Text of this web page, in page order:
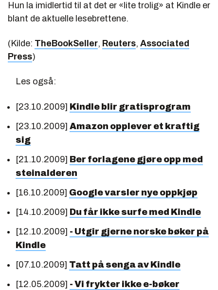
Hun la imidlertid til at det er «lite trolig» at Kindle er
blant de aktuelle lesebrettene.
(Kilde: TheBookSeller, Reuters, Associated
Press)
Les også:
[23.10.2009] Kindle blir gratisprogram
[23.10.2009] Amazon opplever et kraftig
sig
[21.10.2009] Ber forlagene gjøre opp med
steinalderen
[16.10.2009] Google varsler nye oppkjøp
[14.10.2009] Du får ikke surfe med Kindle
[12.10.2009] - Utgir gjerne norske bøker på
Kindle
[07.10.2009] Tatt på senga av Kindle
[12.05.2009] - Vi frykter ikke e-bøker